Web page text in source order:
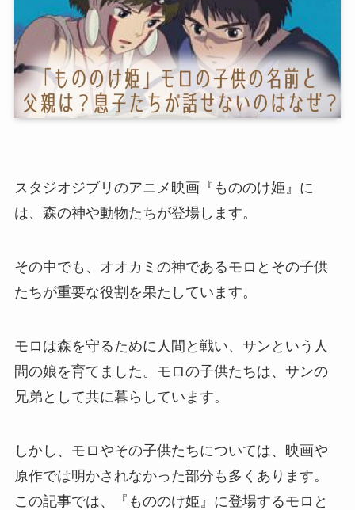
スタジオジブリのアニメ映画『もののけ姫』に
は、森の神や動物たちが登場します。
その中でも、オオカミの神であるモロとその子供
たちが重要な役割を果たしています。
モロは森を守るために人間と戦い、サンという人
間の娘を育てました。モロの子供たちは、サンの
兄弟として共に暮らしています。
しかし、モロやその子供たちについては、映画や
原作では明かされなかった部分も多くあります。
この記事では、『もののけ姫』に登場するモロと